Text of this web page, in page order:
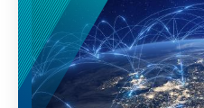
Politik- und
bewerten. Im Idealfall
wissenschaftliche